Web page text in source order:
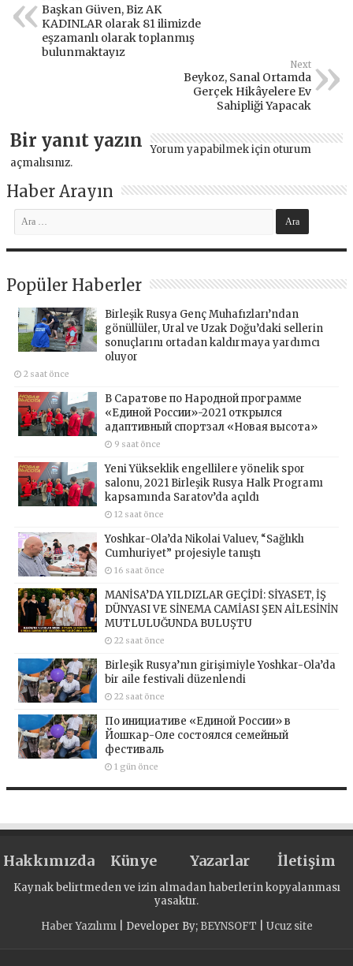
Başkan Güven, Biz AK
KADINLAR olarak 81 ilimizde
eşzamanlı olarak toplanmış
bulunmaktayız
Next
Beykoz, Sanal Ortamda
Gerçek Hikâyelere Ev
Sahipliği Yapacak
Bir yanıt yazın Yorum yapabilmek için oturum
açmalısınız.
Haber Arayın
Popüler Haberler
Birleşik Rusya Genç Muhafızları’ndan
gönüllüler, Ural ve Uzak Doğu’daki sellerin
sonuçlarını ortadan kaldırmaya yardımcı
oluyor
2 saat önce
В Саратове по Народной программе
«Единой России»-2021 открылся
адаптивный спортзал «Новая высота»
9 saat önce
Yeni Yükseklik engellilere yönelik spor
salonu, 2021 Birleşik Rusya Halk Programı
kapsamında Saratov’da açıldı
12 saat önce
Yoshkar-Ola’da Nikolai Valuev, “Sağlıklı
Cumhuriyet” projesiyle tanıştı
16 saat önce
MANİSA’DA YILDIZLAR GEÇİDİ: SİYASET, İŞ
DÜNYASI VE SİNEMA CAMİASI ŞEN AİLESİNİN
MUTLULUĞUNDA BULUŞTU
22 saat önce
Birleşik Rusya’nın girişimiyle Yoshkar-Ola’da
bir aile festivali düzenlendi
22 saat önce
По инициативе «Единой России» в
Йошкар-Оле состоялся семейный
фестиваль
1 gün önce
Hakkımızda Künye Yazarlar İletişim
Kaynak belirtmeden ve izin almadan haberlerin kopyalanması
yasaktır.
Haber Yazılımı| Developer By; BEYNSOFT Ucuz site